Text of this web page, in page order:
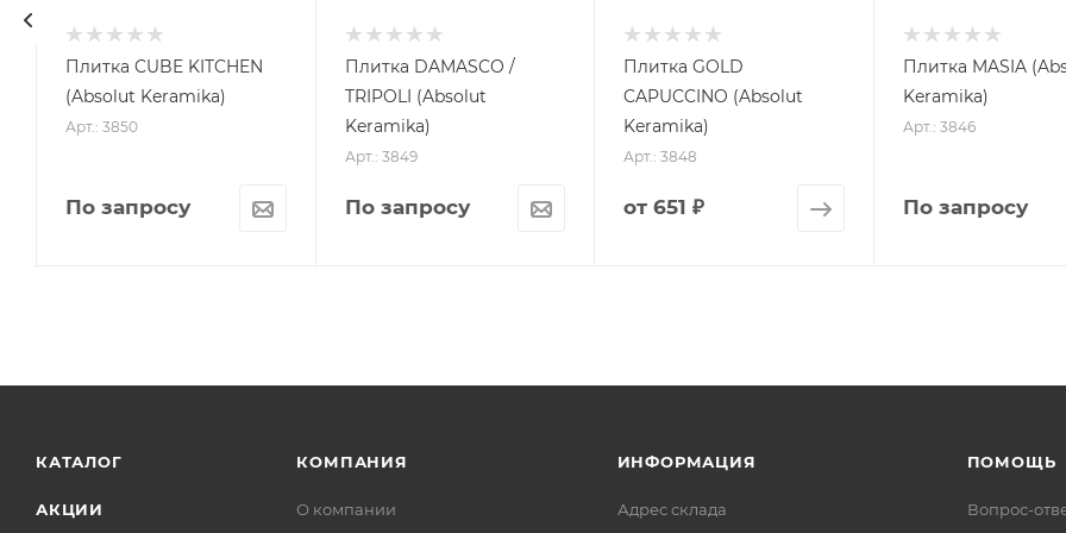
Плитка CUBE KITCHEN
(Absolut Keramika)
Арт.: 3850
По запросу
Плитка DAMASCO /
TRIPOLI (Absolut
Keramika)
Арт.: 3849
По запросу
Плитка GOLD
CAPUCCINO (Absolut
Keramika)
Арт.: 3848
от651 ₽
Плитка MASIA
Keramika)
Арт.: 3846
По запросу
КАТАЛОГ
АКЦИИ
КОМПАНИЯ
О компании
ИНФОРМАЦИЯ
Адрес склада
ПОМОЩЬ
Вопрос-